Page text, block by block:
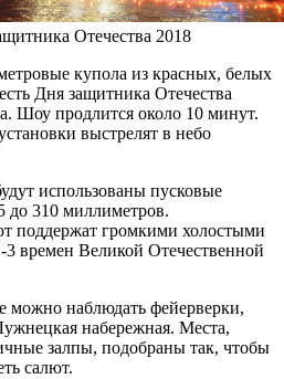
Отечества 2018
купола из красных, белых
Дня защитника Отечества
Шоу продлится около 10 минут.
выстрелят в небо
использованы пусковые
до 310 миллиметров.
поддержат громкими холостыми
времен Великой Отечественной
можно наблюдать фейерверки,
набережная. Места,
залпы, подобраны так, чтобы
салют.